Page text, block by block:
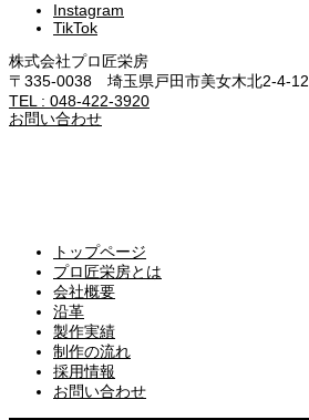
Instagram
TikTok
株式会社プロ匠栄房
〒335-0038 埼玉県戸田市美女木北2-4-12
TEL : 048-422-3920
お問い合わせ
トップページ
プロ匠栄房とは
会社概要
沿革
製作実績
制作の流れ
採用情報
お問い合わせ